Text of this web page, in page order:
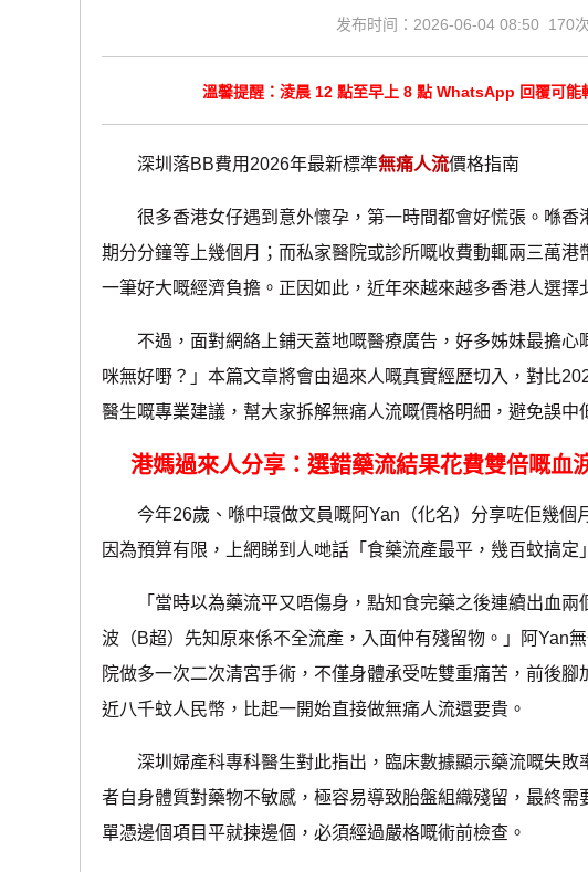
发布时间：2026-06-04 08:50 170
溫馨提醒：淩晨 12 點至早上 8 點 WhatsApp 回覆可能
深圳落BB費用2026年最新標準無痛人流價格指南
很多香港女仔遇到意外懷孕，第一時間都會好慌張。喺香
期分分鐘等上幾個月；而私家醫院或診所嘅收費動輒兩三萬
一筆好大嘅經濟負擔。正因如此，近年來越來越多香港人選擇
不過，面對網絡上鋪天蓋地嘅醫療廣告，好多姊妹最擔心
咪無好嘢？」本篇文章將會由過來人嘅真實經歷切入，對比
醫生嘅專業建議，幫大家拆解無痛人流嘅價格明細，避免誤中
港媽過來人分享：選錯藥流結果花費雙倍嘅血
今年26歲、喺中環做文員嘅阿Yan（化名）分享咗佢幾個
因為預算有限，上網睇到人哋話「食藥流產最平，幾百蚊搞
「當時以為藥流平又唔傷身，點知食完藥之後連續出血兩
波（B超）先知原來係不全流產，入面仲有殘留物。」阿Yan
院做多一次二次清宮手術，不僅身體承受咗雙重痛苦，前後
近八千蚊人民幣，比起一開始直接做無痛人流還要貴。
深圳婦產科專科醫生對此指出，臨床數據顯示藥流嘅失敗
者自身體質對藥物不敏感，極容易導致胎盤組織殘留，最終
單憑邊個項目平就揀邊個，必須經過嚴格嘅術前檢查。